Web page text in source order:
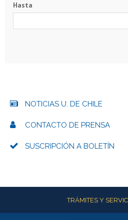
Hasta
NOTICIAS U. DE CHILE
CONTACTO DE PRENSA
SUSCRIPCIÓN A BOLETÍN
Más informaciónTRÁMITES Y